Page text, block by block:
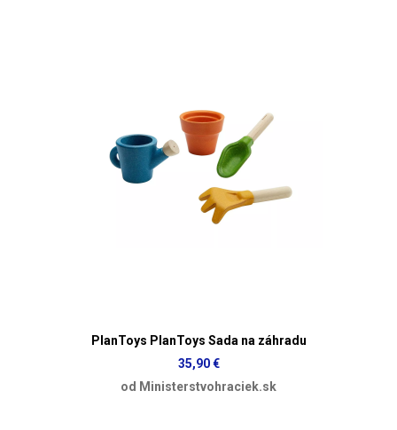
PlanToys PlanToys Sada na záhradu
35,90 €
od Ministerstvohraciek.sk